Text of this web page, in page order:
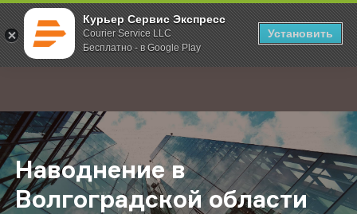
Курьер Сервис Экспресс
Courier Service LLC
Бесплатно - в Google Play
Установить
; Главная О компании Новости Наводнение в Волгоградской
Наводнение в
Волгоградской области